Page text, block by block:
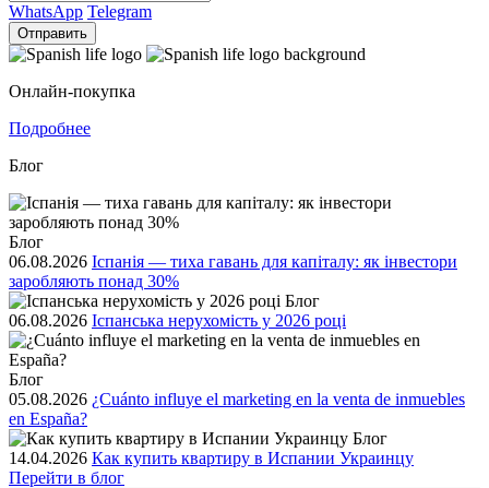
WhatsApp Telegram
Отправить
Онлайн-покупка
Подробнее
Блог
Блог
06.08.2026 Іспанія — тиха гавань для капіталу: як інвестори
заробляють понад 30%
Блог
06.08.2026 Іспанська нерухомість у 2026 році
Блог
05.08.2026 ¿Cuánto influye el marketing en la venta de inmuebles
en España?
Блог
14.04.2026 Как купить квартиру в Испании Украинцу
Перейти в блог